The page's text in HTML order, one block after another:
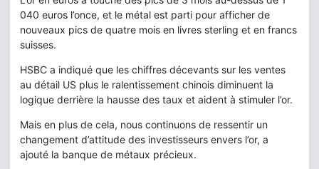
040 euros l’once, et le métal est parti pour afficher de
nouveaux pics de quatre mois en livres sterling et en francs
suisses.
HSBC a indiqué que les chiffres décevants sur les ventes
au détail US plus le ralentissement chinois diminuent la
logique derrière la hausse des taux et aident à stimuler l’or.
Mais en plus de cela, nous continuons de ressentir un
changement d’attitude des investisseurs envers l’or, a
ajouté la banque de métaux précieux.